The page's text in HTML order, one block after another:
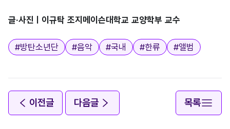
글·사진 이규탁 조지메이슨대학교 교양학부 교수
태그
#방탄소년단 #음악 #국내 #한류 #앨범
이전글 다음글 목록